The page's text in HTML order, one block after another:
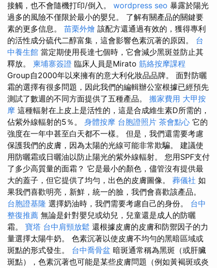
接觸，也不會隨機打印/倒入。 wordpress seo 暴露於陽光
過多的風險不僅限於最小的嬰兒。 了解有關產品的關鍵要
素的更多信息。 苗栗外燴 該配方還通過有效的，獲得專利
的活性成分硫代二醇富集，這會影響色素沉著的原因。 台
中養生館 當定期使用長達七個時，它會減少黑斑並防止其
釋放。 柬埔寨簽證 臨床人員是Mirato 筋絡按摩課程
Group自2000年以來擁有的意大利化妝品品牌。 面對防曬
霜的選擇有很多問題，因此我們的編輯辦公室根據已經預先
測試了數週的不同方面提供了五種產品。 搬家費用 大甲按
摩 這種輻射在上皮上是活性的，這是合成維生素D所需的，
佔紫外線輻射的5％。 身體按摩 台胞證照片 茶會點心 它的
強度在一年中甚至白天都不一樣。 但是，我們還需要考慮
保護我們的皮膚，因為太陽的光線可能非常欺騙。 建議使
用防曬霜或日曬油以防止陽光的紫外線輻射。 您用SPF支付
了多少高質量的面霜？ 它是最小的顏色，儘管沒有提供最
大的蓋子，但它提供了均勻，出色的皮膚圖像。 葬儀社 如
果我們喜歡明亮，新鮮，統一的臉，我們會喜歡該產品。
台胞證基隆 選擇奶油時，我們需要考慮自己的身份。 台中
整復推薦 無論是針對嬰兒或幼兒，兒童還是成人的防曬
霜。 寶塔 台中肩頸放鬆 還根據皮膚的皮膚和防禦因子的力
量選擇太陽牛奶。 色素沉著以使皮膚不均勻的黑暗區域或
斑點的形式發生。 台中喬骨盆 暗斑通常稱為黑斑（或肝臟
斑點），色素沉著也可能是某些皮膚問題（例如黃褐斑或炎